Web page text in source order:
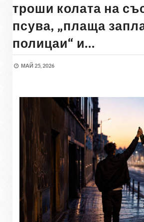
троши колата на
псува, „плаща
полицаи“ и…
МАЙ 25, 2026